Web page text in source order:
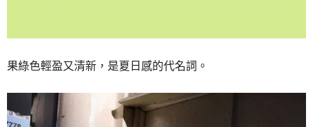
果綠色輕盈又清新， 是夏日感的代名詞。